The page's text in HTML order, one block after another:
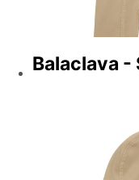
Balaclava -